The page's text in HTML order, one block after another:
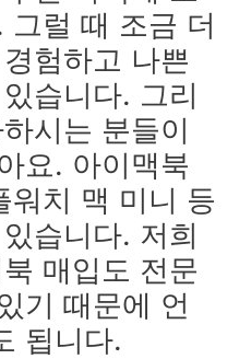
그럴 때 조금 더
험하고 나쁜
습니다. 그리
시는 분들이
요. 아이맥북
워치 맥 미니 등
습니다. 저희
매입도 전문
기 때문에 언
됩니다.